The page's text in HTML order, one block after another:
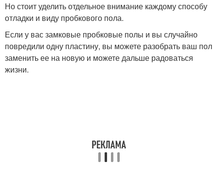
Но стоит уделить отдельное внимание каждому способу
отладки и виду пробкового пола.
Если у вас замковые пробковые полы и вы случайно
повредили одну пластину, вы можете разобрать ваш пол
заменить ее на новую и можете дальше радоваться
жизни.